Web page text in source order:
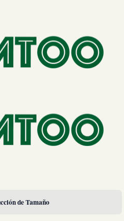
de Tamaño